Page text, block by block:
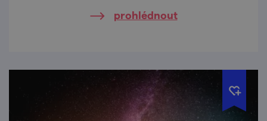
prohlédnout